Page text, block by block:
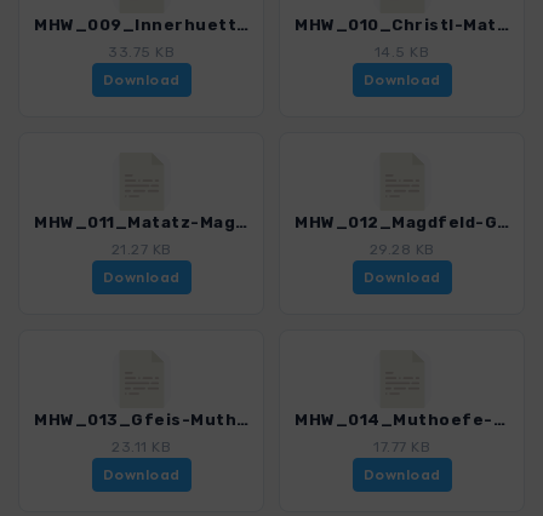
MHW_009_Innerhuett-Christl.gpx
33.75 KB
Download
MHW_010_Christl-Matatz.gpx
14.5 KB
Download
MHW_011_Matatz-Magdfeld.gpx
21.27 KB
Download
MHW_012_Magdfeld-Gfeis.gpx
29.28 KB
Download
MHW_013_Gfeis-Muthoefe.gpx
23.11 KB
Download
MHW_014_Muthoefe-Hochganghaus.gpx
17.77 KB
Download